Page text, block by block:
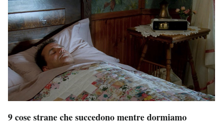
9 cose strane che succedono mentre dormiamo